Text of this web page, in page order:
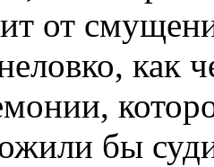
от
бы